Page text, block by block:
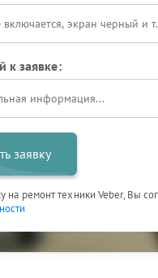
к заявке:
заявку
на ремонт техники Veber, Вы